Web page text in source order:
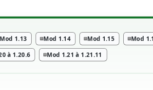
Mod 1.13 Mod 1.14 Mod 1.15 Mod
à 1.20.6 Mod 1.21 à 1.21.11